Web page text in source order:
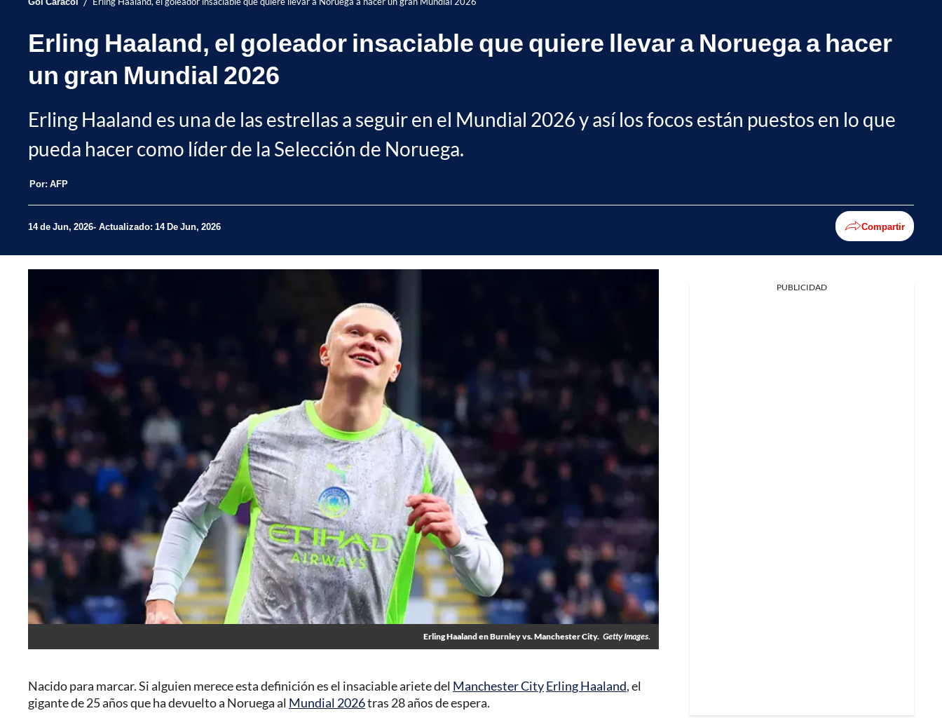
Erling Haaland, el goleador insaciable que quiere llevar a Noruega a hacer
un gran Mundial 2026
Erling Haaland es una de las estrellas a seguir en el Mundial 2026 y así los focos están puestos en lo que
pueda hacer como líder de la Selección de Noruega.
Por: AFP
14 de Jun, 2026 Actualizado: 14 De Jun, 2026 Compartir
Erling Haaland en Burnley vs. Manchester City. Getty Images.
Nacido para marcar. Si alguien merece esta definición es el insaciable ariete del Manchester CityErling Haaland, el
gigante de 25 años que ha devuelto a Noruega al Mundial 2026tras 28 años de espera.
PUBLICIDAD